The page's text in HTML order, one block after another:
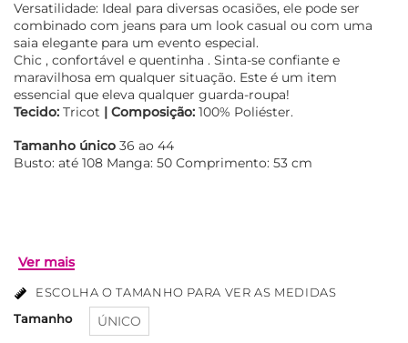
Versatilidade: Ideal para diversas ocasiões, ele pode ser
combinado com jeans para um look casual ou com uma
saia elegante para um evento especial.
Chic , confortável e quentinha . Sinta-se confiante e
maravilhosa em qualquer situação. Este é um item
essencial que eleva qualquer guarda-roupa!
Tecido: Tricot | Composição: 100% Poliéster.
Tamanho único 36 ao 44
Busto: até 108 Manga: 50 Comprimento: 53 cm
ESCOLHA O TAMANHO PARA VER AS MEDIDAS
Tamanho ÚNICO